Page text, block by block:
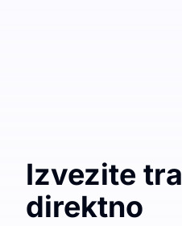
Izvezite
direktno